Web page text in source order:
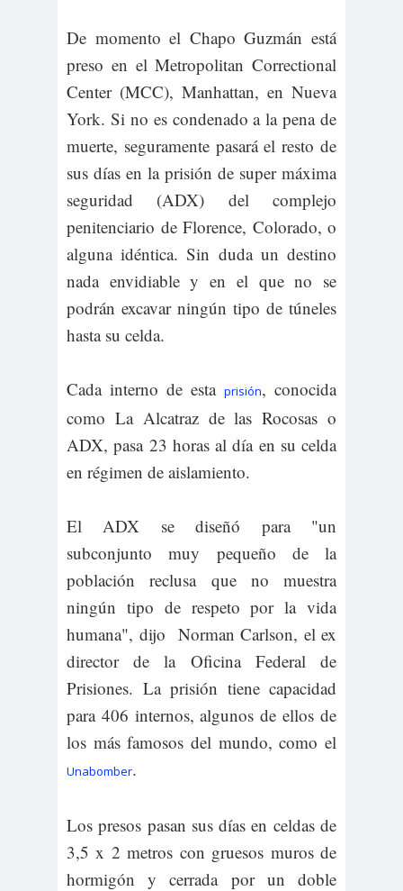
De momento el Chapo Guzmán está
preso en el Metropolitan Correctional
Center (MCC), Manhattan, en Nueva
York. Si no es condenado a la pena de
muerte, seguramente pasará el resto de
sus días en la prisión de super máxima
seguridad (ADX) del complejo
penitenciario de Florence, Colorado, o
alguna idéntica. Sin duda un destino
nada envidiable y en el que no se
podrán excavar ningún tipo de túneles
hasta su celda.
Cada interno de esta prisión, conocida
como La Alcatraz de las Rocosas o
ADX, pasa 23 horas al día en su celda
en régimen de aislamiento.
El ADX se diseñó para "un
subconjunto muy pequeño de la
población reclusa que no muestra
ningún tipo de respeto por la vida
humana", dijo Norman Carlson, el ex
director de la Oficina Federal de
Prisiones. La prisión tiene capacidad
para 406 internos, algunos de ellos de
los más famosos del mundo, como el
Unabomber.
Los presos pasan sus días en celdas de
3,5 x 2 metros con gruesos muros de
hormigón y cerrada por un doble